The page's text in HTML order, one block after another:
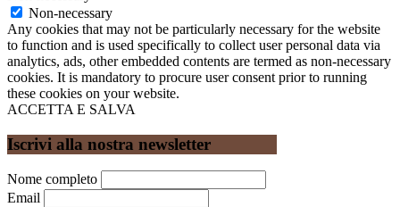
Non-necessary
Any cookies that may not be particularly necessary for the website
to function and is used specifically to collect user personal data via
analytics, ads, other embedded contents are termed as non-necessary
cookies. It is mandatory to procure user consent prior to running
these cookies on your website.
ACCETTA E SALVA
Iscrivi alla nostra newsletter
Nome completo
Email